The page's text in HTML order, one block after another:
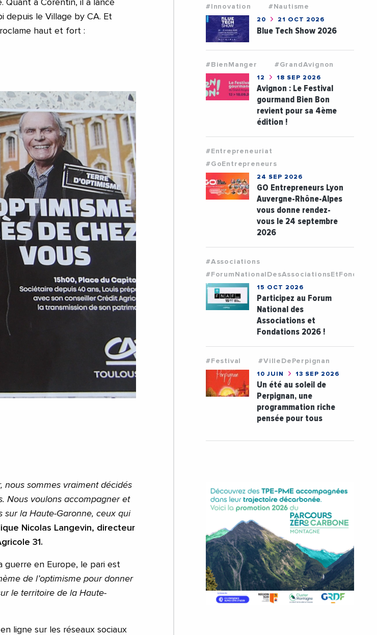
Quant à Corentin, il a lancé
depuis le Village by CA. Et
haut et fort :
nous sommes vraiment décidés
Nous voulons accompagner et
la Haute-Garonne, ceux qui
Nicolas Langevin, directeur
31.
guerre en Europe, le pari est
de l’optimisme pour donner
le territoire de la Haute-
ligne sur les réseaux sociaux
#Innovation #Nautisme
20 21 OCT 2026
Blue Tech Show 2026
#BienManger #GrandAvignon
12 18 SEP 2026
Avignon : Le Festival
gourmand Bien Bon
revient pour sa 4ème
édition !
#Entrepreneuriat
#GoEntrepreneurs
24 SEP 2026
GO Entrepreneurs Lyon
Auvergne-Rhône-Alpes
vous donne rendez-
vous le 24 septembre
2026
#Associations
15 OCT 2026
Participez au Forum
National des
Associations et
Fondations 2026 !
#Festival #VilleDePerpignan
10 JUIN 13 SEP 2026
Un été au soleil de
Perpignan, une
programmation riche
pensée pour tous